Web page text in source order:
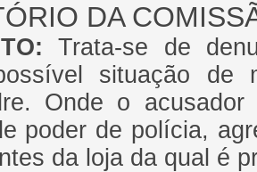
DA
Trata-se de
situação de
Onde o
poder de polícia,
da loja da qual é